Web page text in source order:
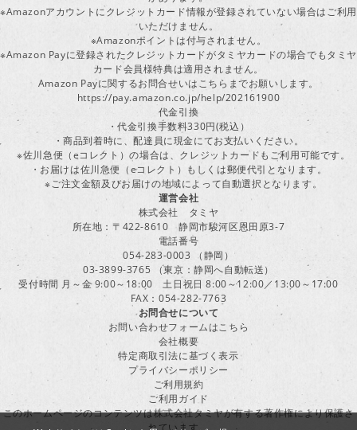
※Amazonアカウントにクレジットカード情報が登録されていない場合はご利用
いただけません。
※Amazonポイントは付与されません。
※Amazon Payに登録されたクレジットカードがタミヤカードの場合でもタミヤ
カード会員様特典は適用されません。
Amazon Payに関するお問合せいはこちらまでお願いします。
https://pay.amazon.co.jp/help/202161900
代金引換
・代金引換手数料330円(税込）
・商品到着時に、配達員に現金にてお支払いください。
※佐川急便（eコレクト）の場合は、クレジットカードもご利用可能です。
・お届けは佐川急便（eコレクト）もしくは郵便代引となります。
※ご注文金額及びお届けの地域によって自動選択となります。
運営会社
株式会社 タミヤ
所在地：〒422-8610 静岡市駿河区恩田原3-7
電話番号
054-283-0003 （静岡）
03-3899-3765 （東京：静岡へ自動転送）
受付時間 月～金 9:00～18:00 土日祝日 8:00～12:00／13:00～17:00
FAX：054-282-7763
お問合せについて
お問い合わせフォームはこちら
会社概要
特定商取引法に基づく表示
プライバシーポリシー
ご利用規約
ご利用ガイド
このホームページのコンテンツは株式会社タミヤが有する著作権により保護さ
れています。